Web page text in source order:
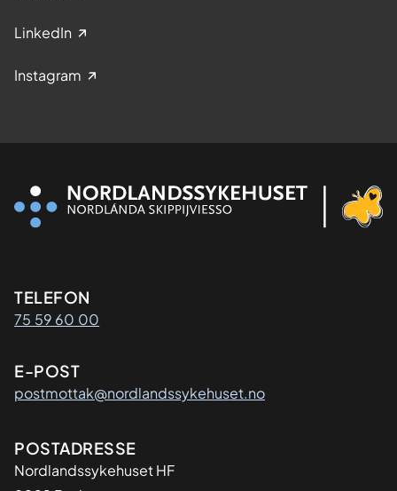
LinkedIn
Instagram
Kontaktinformasjon
TELEFON
75 59 60 00
E-POST
postmottak@nordlandssykehuset.no
Adresse
POSTADRESSE
Nordlandssykehuset HF